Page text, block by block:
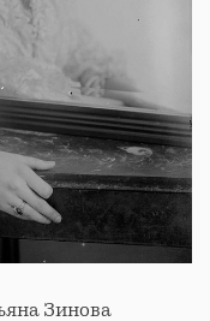
Зинова